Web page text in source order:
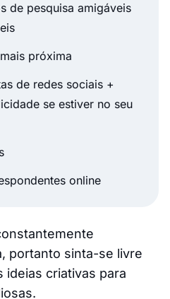
de pesquisa amigáveis
próxima
de redes sociais +
se estiver no seu
online
portanto sinta-se livre
ideias criativas para